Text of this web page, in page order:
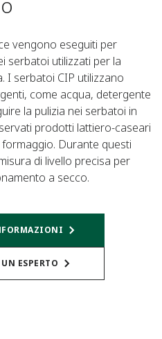
vengono eseguiti per
serbatoi utilizzati per la
I serbatoi CIP utilizzano
come acqua, detergente
la pulizia nei serbatoi in
prodotti lattiero-caseari
Durante questi
di livello precisa per
a secco.
ESPERTO